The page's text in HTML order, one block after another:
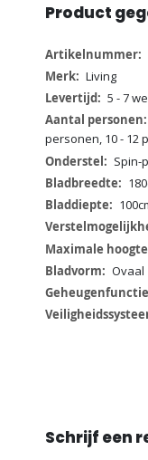
Product
Meer
informatieLiving
5 - 7
personen, 10 - 12
Spin-
Ovaal
Schrijf een